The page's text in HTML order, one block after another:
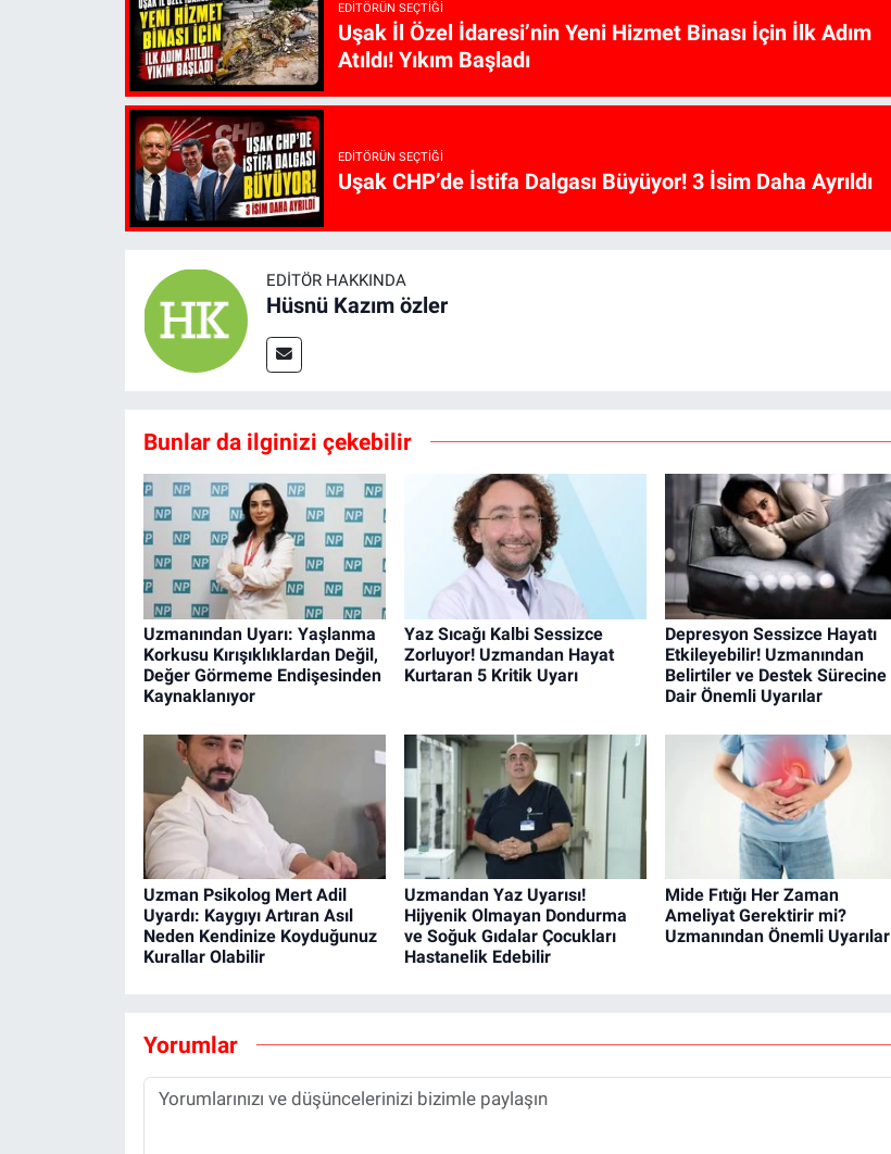
EDITÖRÜN SEÇTIĞI
Uşak İl Özel İdaresi’nin Yeni Hizmet Binası İçin İlk Adım
Atıldı! Yıkım Başladı
EDITÖRÜN SEÇTIĞI
Uşak CHP’de İstifa Dalgası Büyüyor! 3 İsim Daha Ayrıldı
EDITÖR HAKKINDA
Hüsnü Kazım özler
Bunlar da ilginizi çekebilir
Uzmanından Uyarı: Yaşlanma
Korkusu Kırışıklıklardan Değil,
Değer Görmeme Endişesinden
Kaynaklanıyor
Yaz Sıcağı Kalbi Sessizce
Zorluyor! Uzmandan Hayat
Kurtaran 5 Kritik Uyarı
Depresyon Sessizce Hayatı
Etkileyebilir! Uzmanından
Belirtiler ve Destek Sürecine
Dair Önemli Uyarılar
Uzman Psikolog Mert Adil
Uyardı: Kaygıyı Artıran Asıl
Neden Kendinize Koyduğunuz
Kurallar Olabilir
Uzmandan Yaz Uyarısı!
Hijyenik Olmayan Dondurma
ve Soğuk Gıdalar Çocukları
Hastanelik Edebilir
Mide Fıtığı Her Zaman
Ameliyat Gerektirir mi?
Uzmanından Önemli Uyarılar
Yorumlar